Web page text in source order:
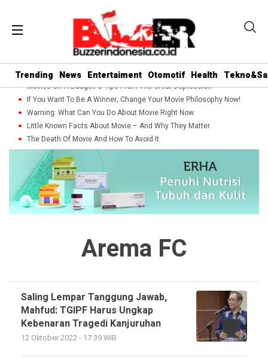
Trending News Entertaiment Otomotif Health
Movies On A Budget: 5 Tips From The Great Depression
If You Want To Be A Winner, Change Your Movie Philosophy Now!
Warning: What Can You Do About Movie Right Now
Little Known Facts About Movie – And Why They Matter
The Death Of Movie And How To Avoid It
Arema FC
Saling Lempar Tanggung Jawab,
Mahfud: TGIPF Harus Ungkap
Kebenaran Tragedi Kanjuruhan
12 Oktober 2022 - 17:39 WIB